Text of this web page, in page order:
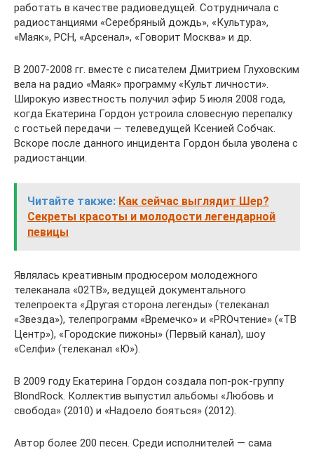
работать в качестве радиоведущей. Сотрудничала с
радиостанциями «Серебряный дождь», «Культура»,
«Маяк», РСН, «Арсенал», «Говорит Москва» и др.
В 2007-2008 гг. вместе с писателем Дмитрием Глуховским
вела на радио «Маяк» программу «Культ личности».
Широкую известность получил эфир 5 июля 2008 года,
когда Екатерина Гордон устроила словесную перепалку
с гостьей передачи — телеведущей Ксенией Собчак.
Вскоре после данного инцидента Гордон была уволена с
радиостанции.
Читайте также: Как сейчас выглядит Шер?
Секреты красоты и молодости легендарной
певицы
Являлась креативным продюсером молодежного
телеканала «02ТВ», ведущей документального
телепроекта «Другая сторона легенды» (телеканал
«Звезда»), телепрограмм «Времечко» и «PROчтение» («ТВ
Центр»), «Городские пижоны» (Первый канал), шоу
«Селфи» (телеканал «Ю»).
В 2009 году Екатерина Гордон создала поп-рок-группу
BlondRock. Коллектив выпустил альбомы «Любовь и
свобода» (2010) и «Надоело бояться» (2012).
Автор более 200 песен. Среди исполнителей — сама